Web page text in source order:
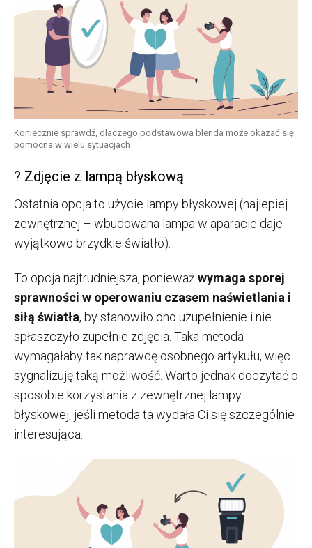
Koniecznie sprawdź, dlaczego podstawowa blenda może okazać się
pomocna w wielu sytuacjach
? Zdjęcie z lampą błyskową
Ostatnia opcja to użycie lampy błyskowej (najlepiej
zewnętrznej – wbudowana lampa w aparacie daje
wyjątkowo brzydkie światło).
To opcja najtrudniejsza, ponieważ wymaga sporej
sprawności w operowaniu czasem naświetlania i
siłą światła, by stanowiło ono uzupełnienie i nie
spłaszczyło zupełnie zdjęcia. Taka metoda
wymagałaby tak naprawdę osobnego artykułu, więc
sygnalizuję taką możliwość. Warto jednak doczytać o
sposobie korzystania z zewnętrznej lampy
błyskowej, jeśli metoda ta wydała Ci się szczególnie
interesująca.